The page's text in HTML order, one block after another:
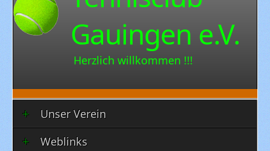
Gauingen e.V.
Herzlich willkommen !!!
Unser Verein
Weblinks